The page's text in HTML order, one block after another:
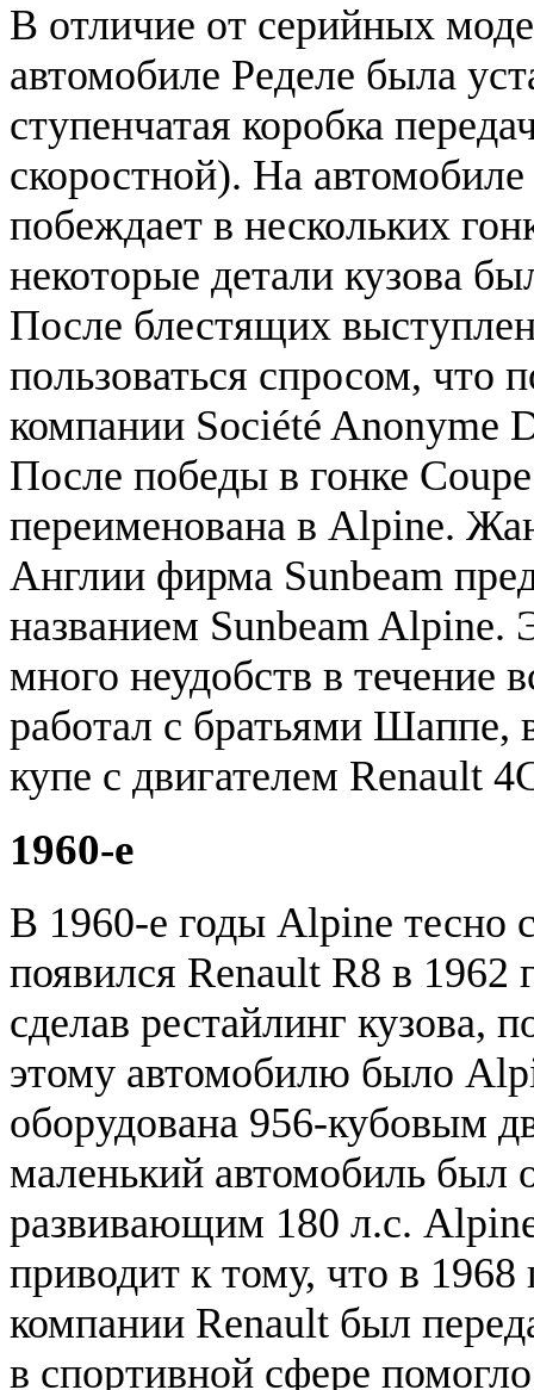
В отличие от серийных
автомобиле Ределе была
ступенчатая коробка
скоростной). На
побеждает в нескольких
некоторые детали кузова
После блестящих
пользоваться спросом, что
компании Société Anonyme
После победы в гонке
переименована в Alpine.
Англии фирма Sunbeam
названием Sunbeam Alpine.
много неудобств в течение
работал с братьями Шаппе,
купе с двигателем Renault
1960-e
В 1960-е годы Alpine тесно
появился Renault R8 в 1962
сделав рестайлинг
этому автомобилю было
оборудована 956-кубовым
маленький автомобиль был
развивающим 180 л.с.
приводит к тому, что в
компании Renault был
в спортивной сфере